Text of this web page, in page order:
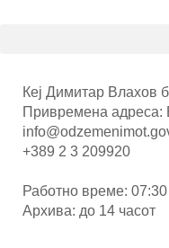
Кеј Димитар Влахов
Привремена адреса:
+389 2 3 209920
Работно време:
Архива: до 14 часот